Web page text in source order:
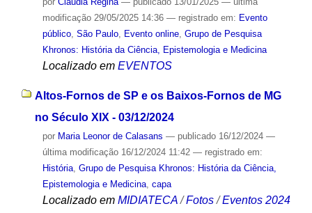
modificação29/05/2025 14:36 — registrado em: Evento
público, São Paulo, Evento online, Grupo de Pesquisa
Khronos: História da Ciência, Epistemologia e Medicina
Localizado em EVENTOS
Altos-Fornos de SP e os Baixos-Fornos de MG
no Século XIX - 03/12/2024
por Maria Leonor de Calasans — publicado16/12/2024 —
última modificação16/12/2024 11:42 — registrado em:
História, Grupo de Pesquisa Khronos: História da Ciência,
Epistemologia e Medicina, capa
Localizado em MIDIATECA /Fotos /Eventos 2024